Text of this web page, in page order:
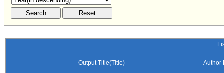
−
Output Title(Title) Author